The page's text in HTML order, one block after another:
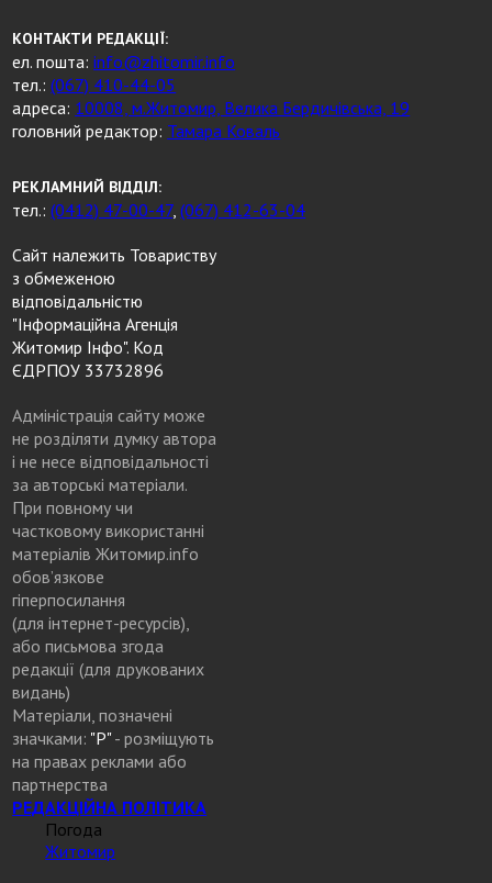
КОНТАКТИ РЕДАКЦІЇ:
ел. пошта:info@zhitomir.info
тел.:(067) 410-44-05
адреса: 10008, м.Житомир, Велика Бердичівська, 19
головний редактор: Тамара Коваль
РЕКЛАМНИЙ ВІДДІЛ:
тел.:(0412) 47-00-47,(067) 412-63-04
Сайт належить Товариству
з обмеженою
відповідальністю
"Інформаційна Агенція
Житомир Інфо". Код
ЄДРПОУ 33732896
Адміністрація сайту може
не розділяти думку автора
і не несе відповідальності
за авторські матеріали.
При повному чи
частковому використанні
матеріалів Житомир.info
обов’язкове
гіперпосилання
(для інтернет-ресурсів),
або письмова згода
редакції (для друкованих
видань)
Матеріали, позначені
значками: "Р"- розміщують
на правах реклами або
партнерства
РЕДАКЦІЙНА ПОЛІТИКА
Погода
Житомир